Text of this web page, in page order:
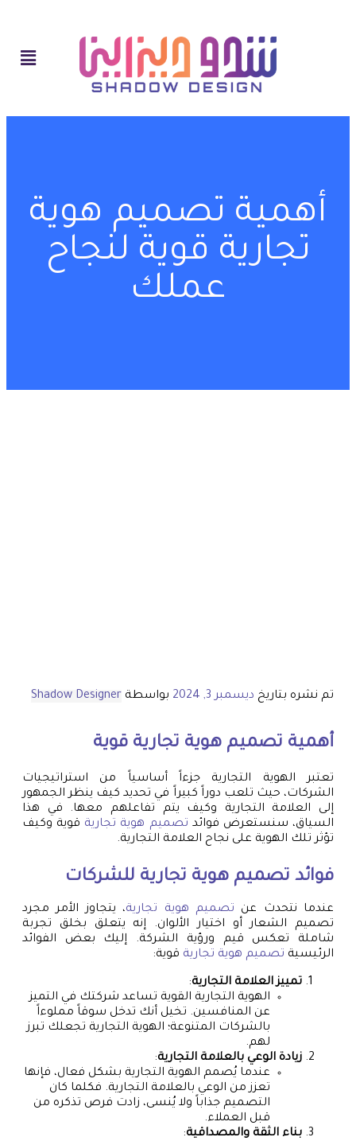
أهمية تصميم هوية
تجارية قوية لنجاح
عملك
تم نشره بتاريخ ديسمبر 3, 2024 بواسطة Shadow Designer
أهمية تصميم هوية تجارية قوية
تعتبر الهوية التجارية جزءاً أساسياً من استراتيجيات
الشركات، حيث تلعب دوراً كبيراً في تحديد كيف ينظر الجمهور
إلى العلامة التجارية وكيف يتم تفاعلهم معها. في هذا
السياق، سنستعرض فوائد تصميم هوية تجارية قوية وكيف
تؤثر تلك الهوية على نجاح العلامة التجارية.
فوائد تصميم هوية تجارية للشركات
عندما نتحدث عن تصميم هوية تجارية، يتجاوز الأمر مجرد
تصميم الشعار أو اختيار الألوان. إنه يتعلق بخلق تجربة
شاملة تعكس قيم ورؤية الشركة. إليك بعض الفوائد
الرئيسية تصميم هوية تجارية قوية:
تمييز العلامة التجارية:
الهوية التجارية القوية تساعد شركتك في التميز
عن المنافسين. تخيل أنك تدخل سوقاً مملوءاً
بالشركات المتنوعة؛ الهوية التجارية تجعلك تبرز
لهم.
زيادة الوعي بالعلامة التجارية:
عندما يُصمم الهوية التجارية بشكل فعال، فإنها
تعزز من الوعي بالعلامة التجارية. فكلما كان
التصميم جذاباً ولا يُنسى، زادت فرص تذكره من
قبل العملاء.
بناء الثقة والمصداقية: